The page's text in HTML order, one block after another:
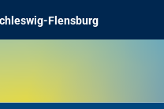
Flensburg